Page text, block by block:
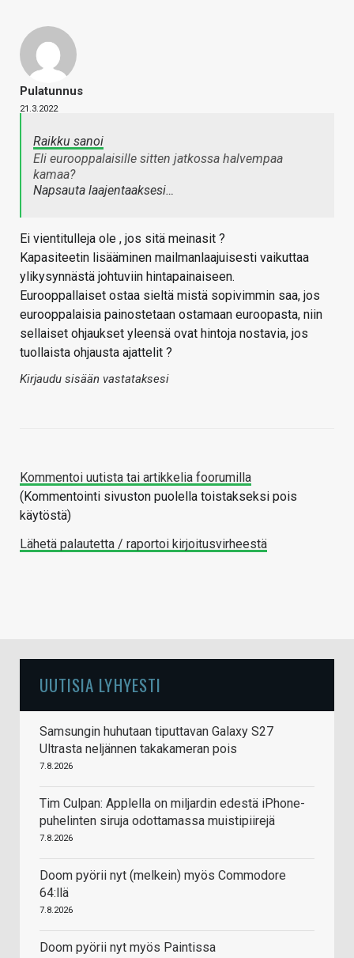
Pulatunnus
21.3.2022
Raikku sanoi
Eli eurooppalaisille sitten jatkossa halvempaa
kamaa?
Napsauta laajentaaksesi…
Ei vientitulleja ole , jos sitä meinasit ?
Kapasiteetin lisääminen mailmanlaajuisesti vaikuttaa
ylikysynnästä johtuviin hintapainaiseen.
Eurooppallaiset ostaa sieltä mistä sopivimmin saa, jos
eurooppalaisia painostetaan ostamaan euroopasta, niin
sellaiset ohjaukset yleensä ovat hintoja nostavia, jos
tuollaista ohjausta ajattelit ?
Kirjaudu sisään vastataksesi
Kommentoi uutista tai artikkelia foorumilla
(Kommentointi sivuston puolella toistakseksi pois
käytöstä)
Lähetä palautetta / raportoi kirjoitusvirheestä
UUTISIA LYHYESTI
Samsungin huhutaan tiputtavan Galaxy S27
Ultrasta neljännen takakameran pois
7.8.2026
Tim Culpan: Applella on miljardin edestä iPhone-
puhelinten siruja odottamassa muistipiirejä
7.8.2026
Doom pyörii nyt (melkein) myös Commodore
64:llä
7.8.2026
Doom pyörii nyt myös Paintissa